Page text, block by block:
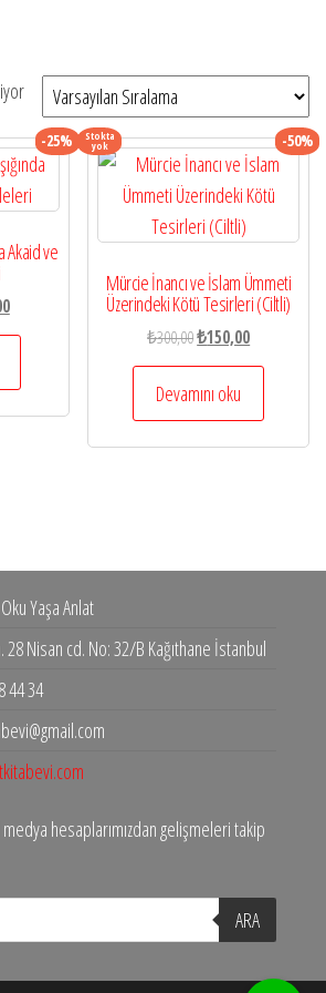
-25%
Akaid ve
Şu
andaki
₺525,00.
Stokta
yok -50%
Mürcie İnancı ve İslam Ümmeti
Üzerindeki Kötü Tesirleri (Ciltli)
₺300,00Orijinal
fiyat:
₺300,00.
₺150,00Şu
andaki
₺150,00.
Devamını oku
Oku Yaşa Anlat
28 Nisan cd. No: 32/B Kağıthane İstanbul
44 34
hesaplarımızdan gelişmeleri takip
ARA